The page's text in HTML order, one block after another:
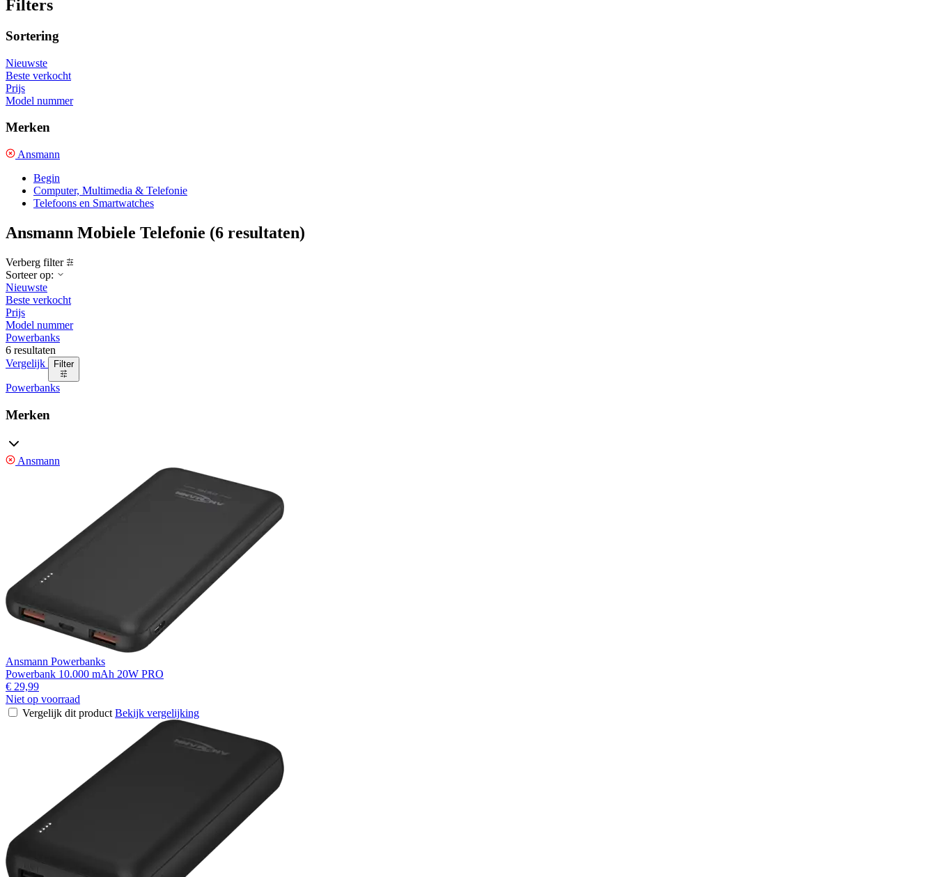
Filters
Sortering
Nieuwste
Beste verkocht
Prijs
Model nummer
Merken
Ansmann
Begin
Computer, Multimedia & Telefonie
Telefoons en Smartwatches
Ansmann Mobiele Telefonie (6 resultaten)
Verberg filter
Sorteer op:
Nieuwste
Beste verkocht
Prijs
Model nummer
Powerbanks
6 resultaten
Vergelijk
Filter
Powerbanks
Merken
Ansmann
Ansmann Powerbanks
Powerbank 10.000 mAh 20W PRO
€ 29,99
Niet op voorraad
Vergelijk dit product Bekijk vergelijking